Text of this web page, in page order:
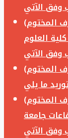
المختوم)
العلوم
المختوم)
المختوم)
جامعة